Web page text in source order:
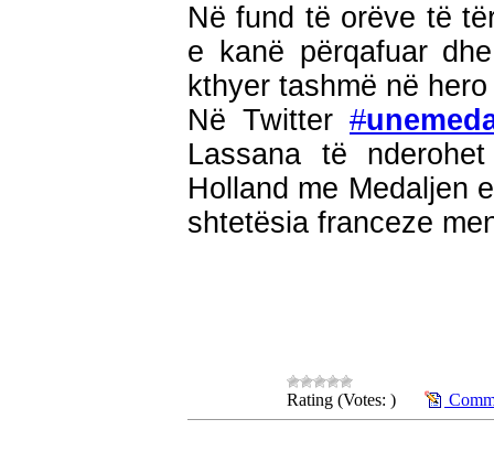
Në fund të orëve të
e kanë përqafuar
kthyer tashmë në
Në Twitter #
Lassana të
Holland me Medaljen
shtetësia franceze
Rating (Votes: )